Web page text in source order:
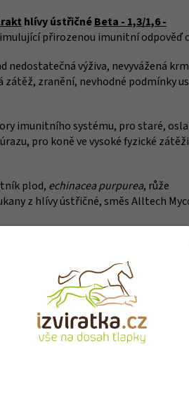
hlívy ústřičnéBeta - 1,3/1,6 -
přirozenou imunitní odpověď
výživa, nevyvážená
zranění, nevhodné podmínky
imunitního systému, pro staré,
pro koně ve vysoké fyzické
plod, echinacea purpurea, růže
z hlívy ústřičné, směs Alltech
střevní flóry:
- 2 měsíců.